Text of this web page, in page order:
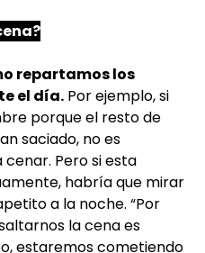
repartamos los
el día. Por ejemplo, si
porque el resto de
saciado, no es
cenar. Pero si esta
habría que mirar
a la noche. “Por
la cena es
estaremos cometiendo